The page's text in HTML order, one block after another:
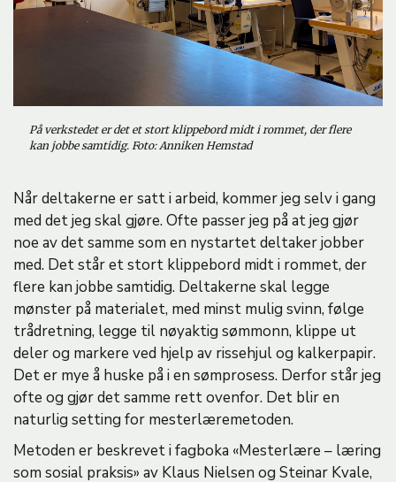
På verkstedet er det et stort klippebord midt i rommet, der flere
kan jobbe samtidig. Foto: Anniken Hemstad
Når deltakerne er satt i arbeid, kommer jeg selv i gang
med det jeg skal gjøre. Ofte passer jeg på at jeg gjør
noe av det samme som en nystartet deltaker jobber
med. Det står et stort klippebord midt i rommet, der
flere kan jobbe samtidig. Deltakerne skal legge
mønster på materialet, med minst mulig svinn, følge
trådretning, legge til nøyaktig sømmonn, klippe ut
deler og markere ved hjelp av rissehjul og kalkerpapir.
Det er mye å huske på i en sømprosess. Derfor står jeg
ofte og gjør det samme rett ovenfor. Det blir en
naturlig setting for mesterlæremetoden.
Metoden er beskrevet i fagboka «Mesterlære – læring
som sosial praksis» av Klaus Nielsen og Steinar Kvale,